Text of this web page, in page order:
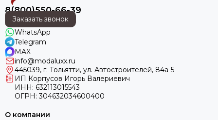
8(800)550-66-39
Заказать звонок
WhatsApp
Telegram
MAX
info@modaluxx.ru
445039, г. Тольятти, ул. Автостроителей, 84а-5
ИП Корпусов Игорь Валериевич
ИНН: 632113015543
ОГРН: 304632034600400
О компании